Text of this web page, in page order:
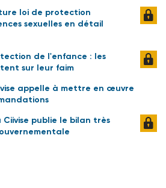
loi de protection
sexuelles en détail
de l'enfance : les
sur leur faim
appelle à mettre en œuvre
Ciivise publie le bilan très